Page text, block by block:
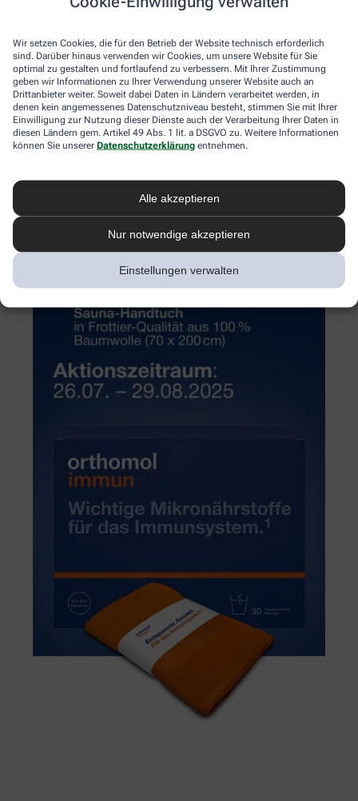
Wir setzen Cookies, die für den Betrieb der Website technisch erforderlich
sind. Darüber hinaus verwenden wir Cookies, um unsere Website für Sie
optimal zu gestalten und fortlaufend zu verbessern. Mit Ihrer Zustimmung
geben wir Informationen zu Ihrer Verwendung unserer Website auch an
Drittanbieter weiter. Soweit dabei Daten in Ländern verarbeitet werden, in
denen kein angemessenes Datenschutzniveau besteht, stimmen Sie mit Ihrer
Einwilligung zur Nutzung dieser Dienste auch der Verarbeitung Ihrer Daten in
diesen Ländern gem. Artikel 49 Abs. 1 lit. a DSGVO zu. Weitere Informationen
können Sie unserer Datenschutzerklärung entnehmen.
Alle akzeptieren
Nur notwendige akzeptieren
Einstellungen verwalten